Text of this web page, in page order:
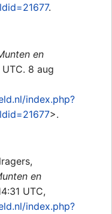
.
en
UTC. 8 aug
index.php?
>.
en
UTC,
index.php?